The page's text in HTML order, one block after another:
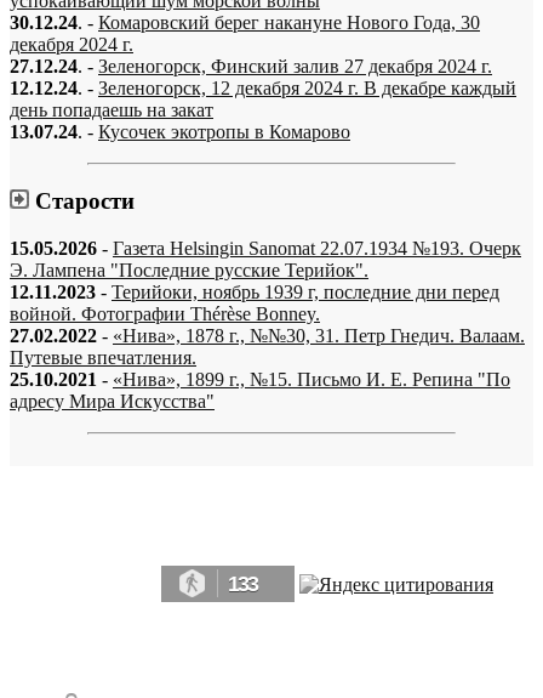
30.12.24. - Комаровский берег накануне Нового Года, 30
декабря 2024 г.
27.12.24. - Зеленогорск, Финский залив 27 декабря 2024 г.
12.12.24. - Зеленогорск, 12 декабря 2024 г. В декабре каждый
день попадаешь на закат
13.07.24. - Кусочек экотропы в Комарово
Старости
15.05.2026 - Газета Helsingin Sanomat 22.07.1934 №193. Очерк
Э. Лампена "Последние русские Терийок".
12.11.2023 - Терийоки, ноябрь 1939 г, последние дни перед
войной. Фотографии Thérèse Bonney.
27.02.2022 - «Нива», 1878 г., №№30, 31. Петр Гнедич. Валаам.
Путевые впечатления.
25.10.2021 - «Нива», 1899 г., №15. Письмо И. Е. Репина "По
адресу Мира Искусства"
133